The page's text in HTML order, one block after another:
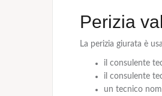
Perizia
La perizia giurata è
il consulente
il consulente
un tecnico